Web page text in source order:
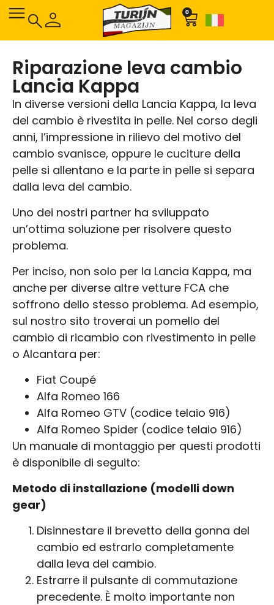
0
Riparazione leva cambio
Lancia Kappa
In diverse versioni della Lancia Kappa, la leva
del cambio è rivestita in pelle. Nel corso degli
anni, l’impressione in rilievo del motivo del
cambio svanisce, oppure le cuciture della
pelle si allentano e la parte in pelle si separa
dalla leva del cambio.
Uno dei nostri partner ha sviluppato
un’ottima soluzione per risolvere questo
problema.
Per inciso, non solo per la Lancia Kappa, ma
anche per diverse altre vetture FCA che
soffrono dello stesso problema. Ad esempio,
sul nostro sito troverai un pomello del
cambio di ricambio con rivestimento in pelle
o Alcantara per:
Fiat Coupé
Alfa Romeo 166
Alfa Romeo GTV (codice telaio 916)
Alfa Romeo Spider (codice telaio 916)
Un manuale di montaggio per questi prodotti
è disponibile di seguito:
Metodo di installazione (modelli down
gear)
Disinnestare il brevetto della gonna del
cambio ed estrarlo completamente
dalla leva del cambio.
Estrarre il pulsante di commutazione
precedente. È molto importante non